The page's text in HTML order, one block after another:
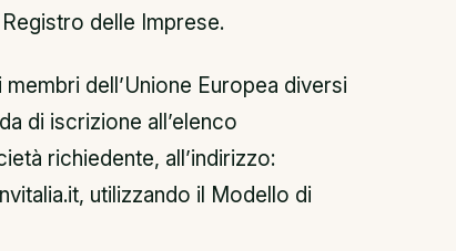
delle Imprese.
dell’Unione Europea diversi
di iscrizione all’elenco
richiedente, all’indirizzo:
utilizzando il Modello di